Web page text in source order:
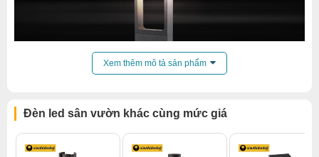
Xem thêm mô tả sản phẩm
Đèn led sân vườn khác cùng mức giá